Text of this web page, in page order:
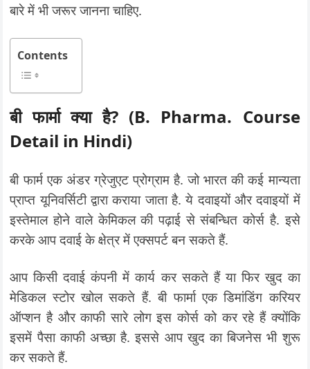
बारे में भी जरूर जानना चाहिए.
Contents
बी फार्मा क्या है? (B. Pharma. Course
Detail in Hindi)
बी फार्म एक अंडर ग्रेजुएट प्रोग्राम है. जो भारत की कई मान्यता
प्राप्त यूनिवर्सिटी द्वारा कराया जाता है. ये दवाइयों और दवाइयों में
इस्तेमाल होने वाले केमिकल की पढ़ाई से संबन्धित कोर्स है. इसे
करके आप दवाई के क्षेत्र में एक्सपर्ट बन सकते हैं.
आप किसी दवाई कंपनी में कार्य कर सकते हैं या फिर खुद का
मेडिकल स्टोर खोल सकते हैं. बी फार्मा एक डिमांडिंग करियर
ऑप्शन है और काफी सारे लोग इस कोर्स को कर रहे हैं क्योंकि
इसमें पैसा काफी अच्छा है. इससे आप खुद का बिजनेस भी शुरू
कर सकते हैं.